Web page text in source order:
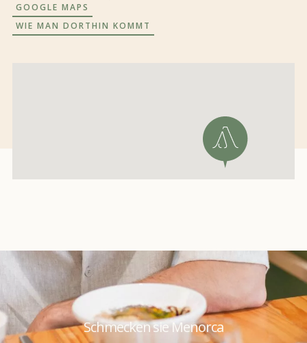
GOOGLE MAPS
WIE MAN DORTHIN KOMMT
Schmecken sie Menorca